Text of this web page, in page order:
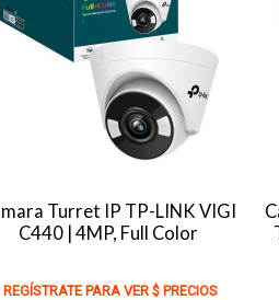
Turret IP TP-LINK VIGI
C440 | 4MP, Full Color
REGÍSTRATE PARA VER $ PRECIOS